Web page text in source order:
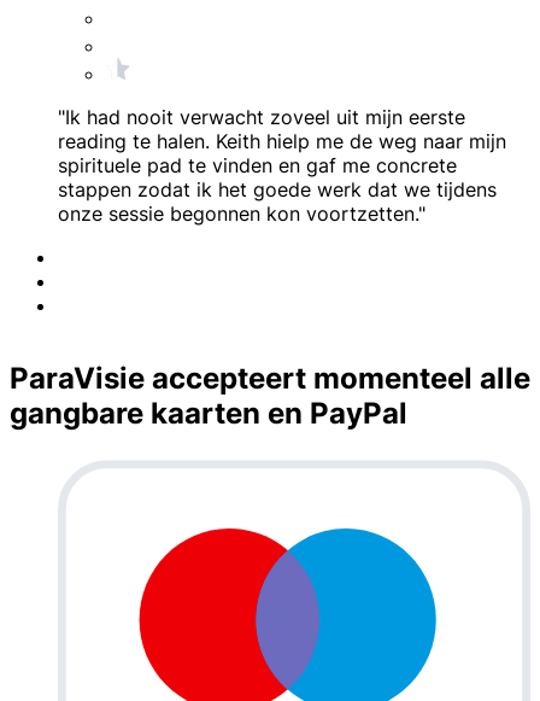
"Ik had nooit verwacht zoveel uit mijn eerste
reading te halen. Keith hielp me de weg naar mijn
spirituele pad te vinden en gaf me concrete
stappen zodat ik het goede werk dat we tijdens
onze sessie begonnen kon voortzetten."
ParaVisie accepteert momenteel alle
gangbare kaarten en PayPal